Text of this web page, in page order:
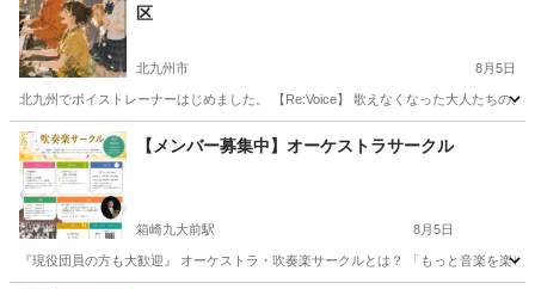
区
北九州市 8月5日
北九州でボイストレーナーはじめました。 【Re:Voice】 歌えなくなった大人たちの
福岡 北九州市 ボーカル ボイトレ
【メンバー募集中】オーケストラサークル
箱崎九大前駅 8月5日
『現役団員の方も大歓迎』 オーケストラ・吹奏楽サークルとは？ 「もっと音楽を楽